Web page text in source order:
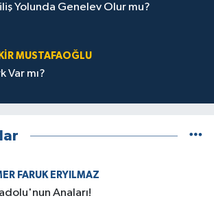
Yolunda Genelev Olur mu?
MUSTAFAOĞLU
Var mı?
FARUK ERYILMAZ
Anaları!